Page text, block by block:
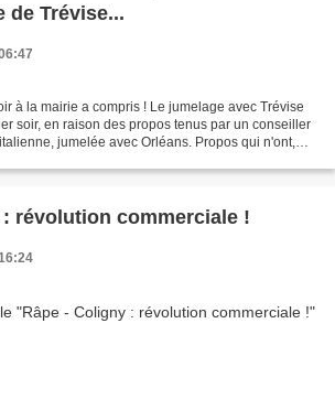
de Trévise...
à la mairie a compris ! Le jumelage avec Trévise
soir, en raison des propos tenus par un conseiller
jumelée avec Orléans. Propos qui n'ont,
révolution commerciale !